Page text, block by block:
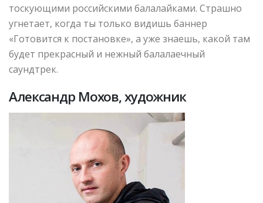
тоскующими российскими балалайками. Страшно
угнетает, когда ты только видишь баннер
«Готовится к постановке», а уже знаешь, какой там
будет прекрасный и нежный балалаечный
саундтрек.
Александр Мохов, художник